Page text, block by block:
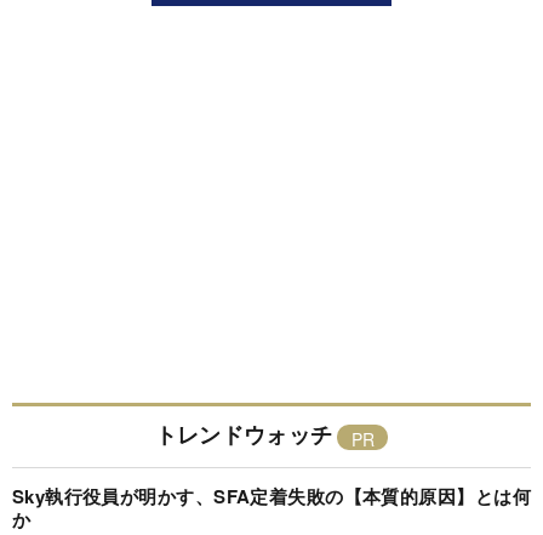
トレンドウォッチ
Sky執行役員が明かす、SFA定着失敗の【本質的原因】とは何
か